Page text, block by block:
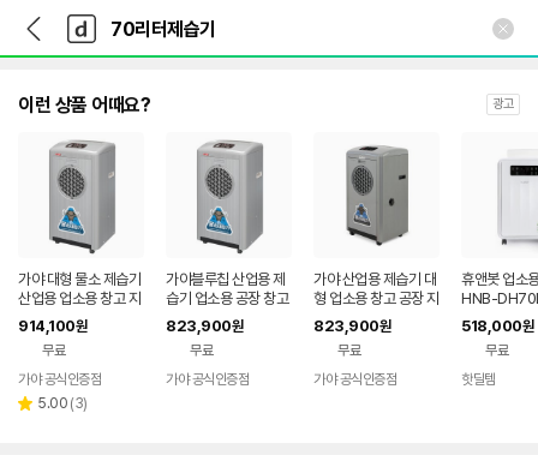
다
나
와
가
다
와
인
이런 상품 어때요? 광고
가야 대형 물소 제습기
산업용 업소용 창고 지
하실 습기제거 70리터
KY-6538P 펌프형
914,100원
무료
가야 공식인증점
별 5.00 리
(3)
가야블루칩 산업용 제
습기 업소용 공장 창고
지하실 습기제거 70리
터 KY-6538A
823,900원
무료
가야 공식인증점
가야 산업용 제습기 대
형 업소용 창고 공장 지
하실 습기제거 국산품
70리터 KY-6538U
823,900원
무료
가야 공식인증점
휴앤봇 업소
HNB-
터 1등급 대
용 산업용 창
518,000원
무료
핫딜템